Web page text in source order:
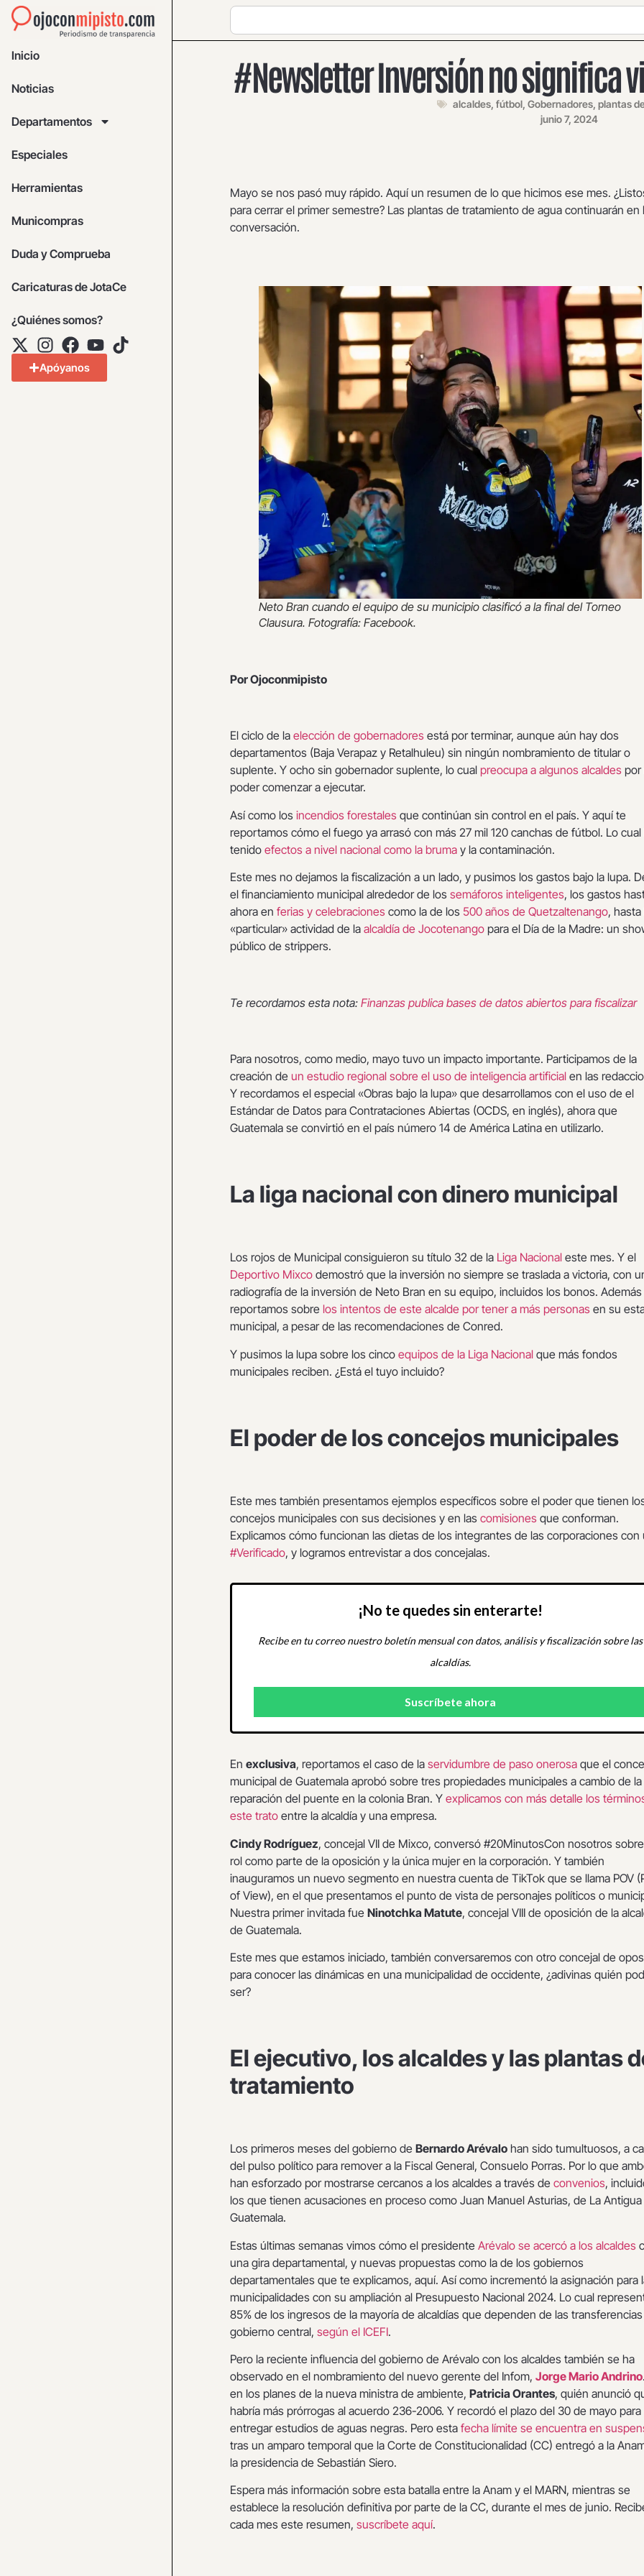
Inicio
Noticias
Departamentos
Especiales
Herramientas
Municompras
Duda y Comprueba
Caricaturas de JotaCe
¿Quiénes somos?
Apóyanos
#Newsletter Inversión no significa
alcaldes, fútbol, Gobernadores, plantas
junio 7, 2024
Mayo se nos pasó muy rápido. Aquí un resumen de lo que hicimos ese mes.
para cerrar el primer semestre? Las plantas de tratamiento de agua continuarán en
conversación.
Neto Bran cuando el equipo de su municipio clasificó a la final del Torneo
Clausura. Fotografía: Facebook.
Por Ojoconmipisto
El ciclo de la elección de gobernadores está por terminar, aunque aún hay dos
departamentos (Baja Verapaz y Retalhuleu) sin ningún nombramiento de titular o
suplente. Y ocho sin gobernador suplente, lo cual preocupa a algunos alcaldes por
poder comenzar a ejecutar.
Así como los incendios forestales que continúan sin control en el país. Y aquí te
reportamos cómo el fuego ya arrasó con más 27 mil 120 canchas de fútbol. Lo cual
tenido efectos a nivel nacional como la bruma y la contaminación.
Este mes no dejamos la fiscalización a un lado, y pusimos los gastos bajo la lupa.
el financiamiento municipal alrededor de los semáforos inteligentes, los gastos
ahora en ferias y celebraciones como la de los 500 años de Quetzaltenango, hasta
«particular» actividad de la alcaldía de Jocotenango para el Día de la Madre: un
público de strippers.
Te recordamos esta nota: Finanzas publica bases de datos abiertos para fiscalizar
Para nosotros, como medio, mayo tuvo un impacto importante. Participamos de la
creación de un estudio regional sobre el uso de inteligencia artificial en las
Y recordamos el especial «Obras bajo la lupa» que desarrollamos con el uso de el
Estándar de Datos para Contrataciones Abiertas (OCDS, en inglés), ahora que
Guatemala se convirtió en el país número 14 de América Latina en utilizarlo.
La liga nacional con dinero municipal
Los rojos de Municipal consiguieron su título 32 de la Liga Nacional este mes. Y el
Deportivo Mixco demostró que la inversión no siempre se traslada a victoria, con
radiografía de la inversión de Neto Bran en su equipo, incluidos los bonos. Además
reportamos sobre los intentos de este alcalde por tener a más personas en su
municipal, a pesar de las recomendaciones de Conred.
Y pusimos la lupa sobre los cinco equipos de la Liga Nacional que más fondos
municipales reciben. ¿Está el tuyo incluido?
El poder de los concejos municipales
Este mes también presentamos ejemplos específicos sobre el poder que tienen
concejos municipales con sus decisiones y en las comisiones que conforman.
Explicamos cómo funcionan las dietas de los integrantes de las corporaciones con
#Verificado, y logramos entrevistar a dos concejalas.
¡No te quedes sin enterarte!
Recibe en tu correo nuestro boletín mensual con datos, análisis y fiscalización sobre las
alcaldías.
En exclusiva, reportamos el caso de la servidumbre de paso onerosa que el
municipal de Guatemala aprobó sobre tres propiedades municipales a cambio de la
reparación del puente en la colonia Bran. Y explicamos con más detalle los
este trato entre la alcaldía y una empresa.
Cindy Rodríguez, concejal VII de Mixco, conversó #20MinutosCon nosotros
rol como parte de la oposición y la única mujer en la corporación. Y también
inauguramos un nuevo segmento en nuestra cuenta de TikTok que se llama POV
of View), en el que presentamos el punto de vista de personajes políticos o
Nuestra primer invitada fue Ninotchka Matute, concejal VIII de oposición de la
de Guatemala.
Este mes que estamos iniciado, también conversaremos con otro concejal de
para conocer las dinámicas en una municipalidad de occidente, ¿adivinas quién
ser?
El ejecutivo, los alcaldes y las plantas
tratamiento
Los primeros meses del gobierno de Bernardo Arévalo han sido tumultuosos, a
del pulso político para remover a la Fiscal General, Consuelo Porras. Por lo que
han esforzado por mostrarse cercanos a los alcaldes a través de convenios,
los que tienen acusaciones en proceso como Juan Manuel Asturias, de La Antigua
Guatemala.
Estas últimas semanas vimos cómo el presidente Arévalo se acercó a los alcaldes
una gira departamental, y nuevas propuestas como la de los gobiernos
departamentales que te explicamos, aquí. Así como incrementó la asignación para
municipalidades con su ampliación al Presupuesto Nacional 2024. Lo cual
85% de los ingresos de la mayoría de alcaldías que dependen de las
gobierno central, según el ICEFI.
Pero la reciente influencia del gobierno de Arévalo con los alcaldes también se ha
observado en el nombramiento del nuevo gerente del Infom, Jorge Mario Andrino
en los planes de la nueva ministra de ambiente, Patricia Orantes, quién anunció
habría más prórrogas al acuerdo 236-2006. Y recordó el plazo del 30 de mayo para
entregar estudios de aguas negras. Pero esta fecha límite se encuentra en
tras un amparo temporal que la Corte de Constitucionalidad (CC) entregó a la
la presidencia de Sebastián Siero.
Espera más información sobre esta batalla entre la Anam y el MARN, mientras se
establece la resolución definitiva por parte de la CC, durante el mes de junio.
cada mes este resumen, suscríbete aquí.